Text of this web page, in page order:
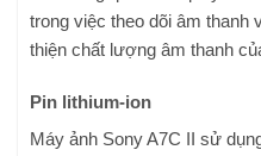
trong việc theo dõi âm thanh
thiện chất lượng âm thanh
Pin lithium-ion
Máy ảnh Sony A7C II sử